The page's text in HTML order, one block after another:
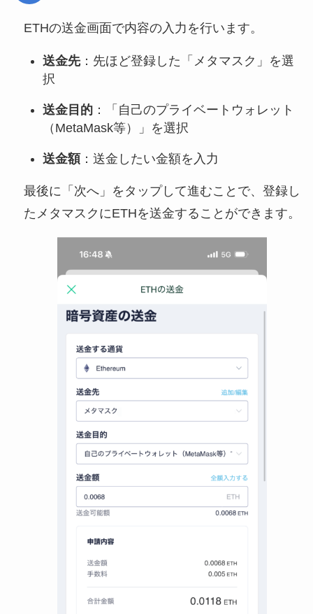
ETHの送金画面で内容の入力を行います。
送金先：先ほど登録した「メタマスク」を選
択
送金目的：「自己のプライベートウォレット
（MetaMask等）」を選択
送金額：送金したい金額を入力
最後に「次へ」をタップして進むことで、登録し
たメタマスクにETHを送金することができます。